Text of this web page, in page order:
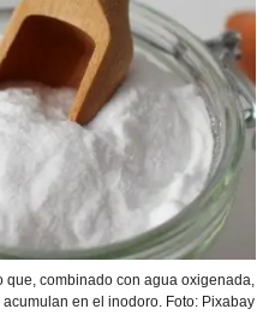
combinado con agua oxigenada,
en el inodoro. Foto: Pixabay